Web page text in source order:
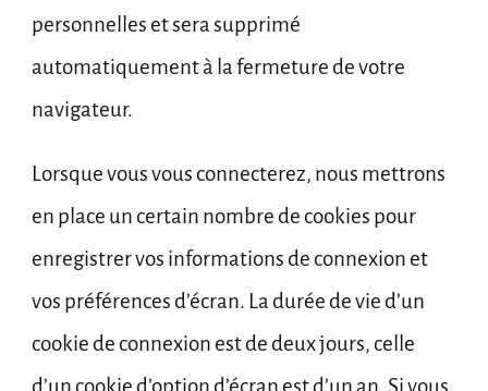
personnelles et sera supprimé
automatiquement à la fermeture de votre
navigateur.
Lorsque vous vous connecterez, nous mettrons
en place un certain nombre de cookies pour
enregistrer vos informations de connexion et
vos préférences d’écran. La durée de vie d’un
cookie de connexion est de deux jours, celle
d’un cookie d’option d’écran est d’un an. Si vous